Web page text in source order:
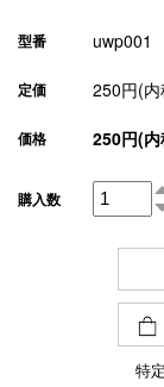
型番 uwp001
定価 250円(内
価格 250円(内
購入数
特